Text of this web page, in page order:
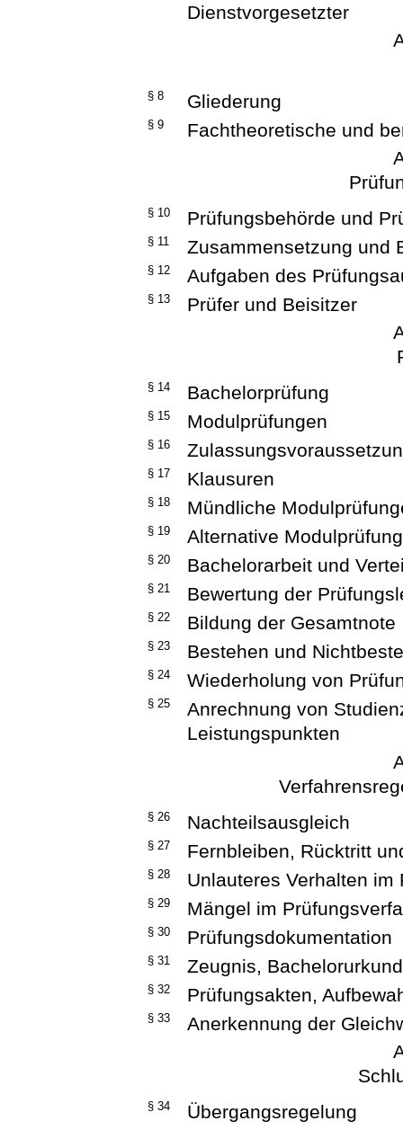
Dienstvorgesetzter
§ 8 Gliederung
§ 9
Fachtheoretische und
§ 10 Prüfungsbehörde und
§ 11 Zusammensetzung und
§ 12 Aufgaben des
§ 13
Prüfer und Beisitzer
§ 14 Bachelorprüfung
§ 15 Modulprüfungen
§ 16
§ 17 Klausuren
§ 18 Mündliche
§ 19 Alternative
§ 20 Bachelorarbeit und
§ 21 Bewertung der
§ 22 Bildung der Gesamtnote
§ 23 Bestehen und
§ 24 Wiederholung von
§ 25
Anrechnung von
Leistungspunkten
§ 26 Nachteilsausgleich
§ 27 Fernbleiben, Rücktritt
§ 28 Unlauteres Verhalten im
§ 29 Mängel im
§ 30 Prüfungsdokumentation
§ 31 Zeugnis,
§ 32 Prüfungsakten,
§ 33
Anerkennung der
§ 34 Übergangsregelung